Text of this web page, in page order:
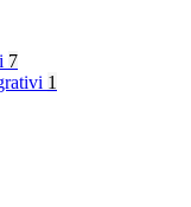
7
1